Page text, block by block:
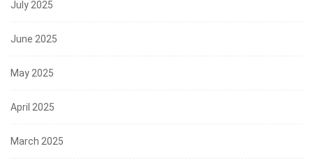
July 2025
June 2025
May 2025
April 2025
March 2025